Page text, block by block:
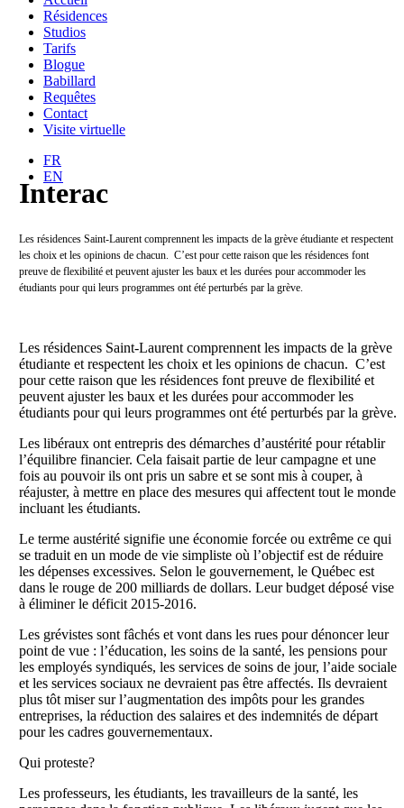
Résidences
Studios
Tarifs
Blogue
Babillard
Requêtes
Contact
Visite virtuelle
FR
EN
Interac
Les résidences Saint-Laurent comprennent les impacts de la grève étudiante et respectent
les choix et les opinions de chacun. C’est pour cette raison que les résidences font
preuve de flexibilité et peuvent ajuster les baux et les durées pour accommoder les
étudiants pour qui leurs programmes ont été perturbés par la grève.
Les résidences Saint-Laurent comprennent les impacts de la grève
étudiante et respectent les choix et les opinions de chacun. C’est
pour cette raison que les résidences font preuve de flexibilité et
peuvent ajuster les baux et les durées pour accommoder les
étudiants pour qui leurs programmes ont été perturbés par la grève.
Les libéraux ont entrepris des démarches d’austérité pour rétablir
l’équilibre financier. Cela faisait partie de leur campagne et une
fois au pouvoir ils ont pris un sabre et se sont mis à couper, à
réajuster, à mettre en place des mesures qui affectent tout le monde
incluant les étudiants.
Le terme austérité signifie une économie forcée ou extrême ce qui
se traduit en un mode de vie simpliste où l’objectif est de réduire
les dépenses excessives. Selon le gouvernement, le Québec est
dans le rouge de 200 milliards de dollars. Leur budget déposé vise
à éliminer le déficit 2015-2016.
Les grévistes sont fâchés et vont dans les rues pour dénoncer leur
point de vue : l’éducation, les soins de la santé, les pensions pour
les employés syndiqués, les services de soins de jour, l’aide sociale
et les services sociaux ne devraient pas être affectés. Ils devraient
plus tôt miser sur l’augmentation des impôts pour les grandes
entreprises, la réduction des salaires et des indemnités de départ
pour les cadres gouvernementaux.
Qui proteste?
Les professeurs, les étudiants, les travailleurs de la santé, les